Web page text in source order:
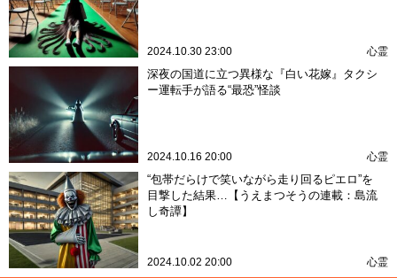
2024.10.30 23:00 心霊
深夜の国道に立つ異様な『白い花嫁』タクシ
ー運転手が語る“最恐”怪談
2024.10.16 20:00 心霊
“包帯だらけで笑いながら走り回るピエロ”を
目撃した結果…【うえまつそうの連載：島流
し奇譚】
2024.10.02 20:00 心霊